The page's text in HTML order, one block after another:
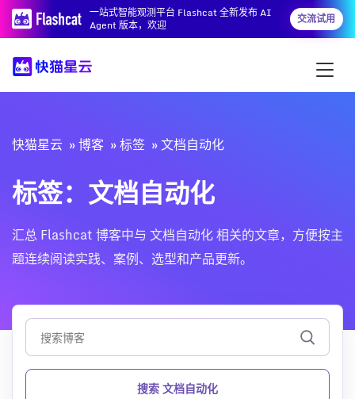
一站式智能观测平台 Flashcat 全新发布 AI
Agent 版本，欢迎
交流试用
快猫星云 博客 标签 文档自动化
标签：文档自动化
汇总 Flashcat 博客中与 文档自动化 相关的文章，方便按主
题连续阅读实践、案例、选型和产品更新。
搜索 文档自动化